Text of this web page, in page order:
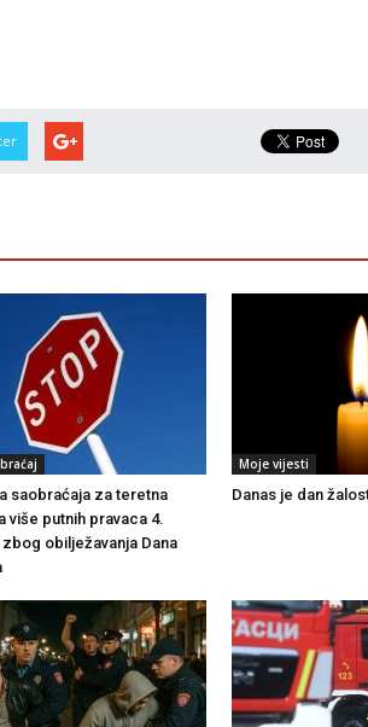
saobraćaja za teretna
više putnih pravaca 4.
zbog obilježavanja Dana
Moje vijesti
Danas je dan